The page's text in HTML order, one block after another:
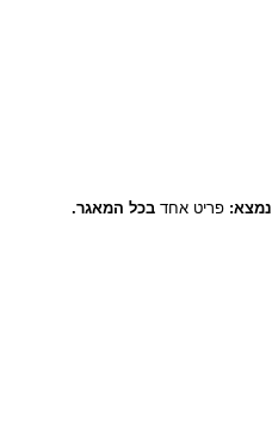
נמצא: פריט אחד בכל המאגר.